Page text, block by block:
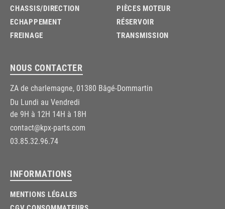
CHASSIS/DIRECTION
ECHAPPEMENT
FREINAGE
PIÈCES MOTEUR
RÉSERVOIR
TRANSMISSION
NOUS CONTACTER
ZA de charlemagne, 01380 Bâgé-Dommartin
Du Lundi au Vendredi
de 9H à 12H 14H à 18H
contact@kpx-parts.com
03.85.32.96.74
INFORMATIONS
MENTIONS LÉGALES